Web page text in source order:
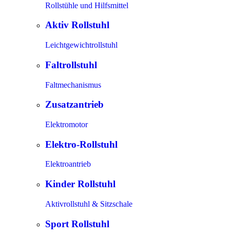
Rollstühle und Hilfsmittel
Aktiv Rollstuhl
Leichtgewichtrollstuhl
Faltrollstuhl
Faltmechanismus
Zusatzantrieb
Elektromotor
Elektro-Rollstuhl
Elektroantrieb
Kinder Rollstuhl
Aktivrollstuhl & Sitzschale
Sport Rollstuhl